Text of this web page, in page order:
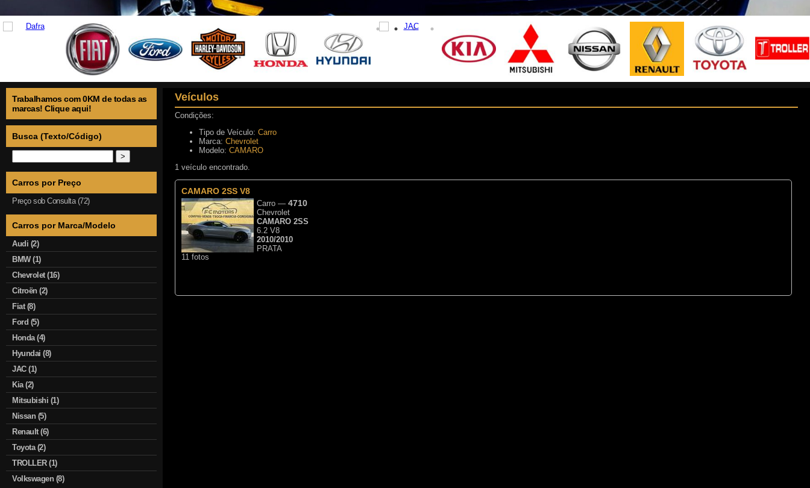
Trabalhamos com 0KM de todas as
marcas! Clique aqui!
Busca (Texto/Código)
Carros por Preço
Preço sob Consulta (72)
Carros por Marca/Modelo
Audi (2)
BMW (1)
Chevrolet (16)
Citroën (2)
Fiat (8)
Ford (5)
Honda (4)
Hyundai (8)
JAC (1)
Kia (2)
Mitsubishi (1)
Nissan (5)
Renault (6)
Toyota (2)
TROLLER (1)
Volkswagen (8)
Veículos
Condições:
Tipo de Veículo: Carro
Marca: Chevrolet
Modelo: CAMARO
1 veículo encontrado.
CAMARO 2SS V8
11 fotos
Carro — 4710
Chevrolet
CAMARO 2SS
6.2 V8
2010/2010
PRATA